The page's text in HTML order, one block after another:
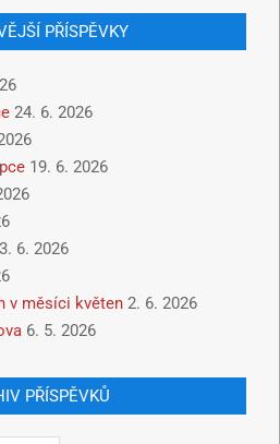
PŘÍSPĚVKY
24. 6. 2026
19. 6. 2026
3. 6. 2026
v měsíci květen 2. 6. 2026
6. 5. 2026
PŘÍSPĚVKŮ